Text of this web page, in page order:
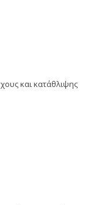
και κατάθλιψης